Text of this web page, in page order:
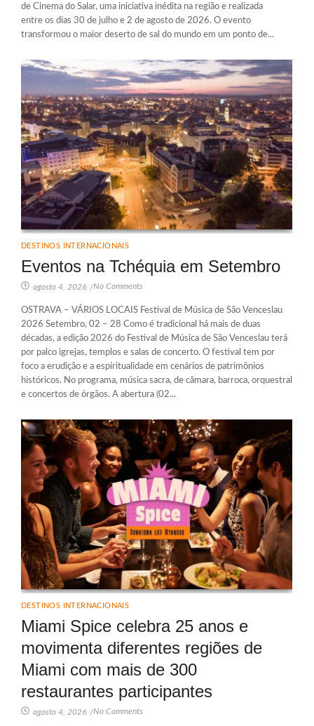
de Cinema do Salar, uma iniciativa inédita na região e realizada
entre os dias 30 de julho e 2 de agosto de 2026. O evento
transformou o maior deserto de sal do mundo em um ponto de...
DESTINOS INTERNACIONAIS
Eventos na Tchéquia em Setembro
agosto 4, 2026 /No Comments
OSTRAVA – VÁRIOS LOCAIS Festival de Música de São Venceslau
2026 Setembro, 02 – 28 Como é tradicional há mais de duas
décadas, a edição 2026 do Festival de Música de São Venceslau terá
por palco igrejas, templos e salas de concerto. O festival tem por
foco a erudição e a espiritualidade em cenários de patrimônios
históricos. No programa, música sacra, de câmara, barroca, orquestral
e concertos de órgãos. A abertura (02...
DESTINOS INTERNACIONAIS
Miami Spice celebra 25 anos e
movimenta diferentes regiões de
Miami com mais de 300
restaurantes participantes
agosto 4, 2026 /No Comments